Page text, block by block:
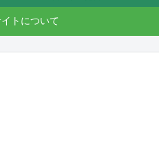
トについて